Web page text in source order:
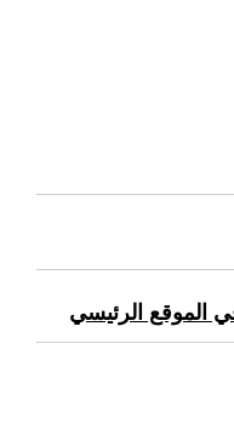
الموقع الرئيسي